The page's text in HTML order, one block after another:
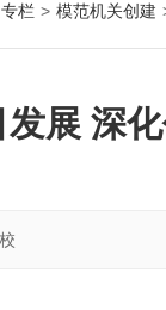
栏 > 模范机关创建
发展 深